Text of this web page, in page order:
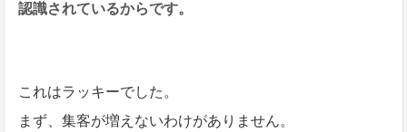
認識されているからです。
これはラッキーでした。
まず、集客が増えないわけがありません。